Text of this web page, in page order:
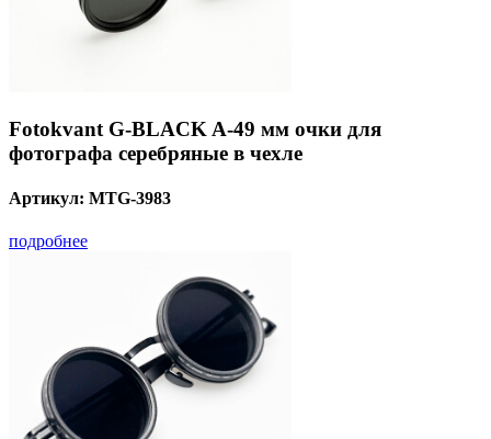
Fotokvant G-BLACK A-49 мм очки для
фотографа серебряные в чехле
Артикул: MTG-3983
подробнее